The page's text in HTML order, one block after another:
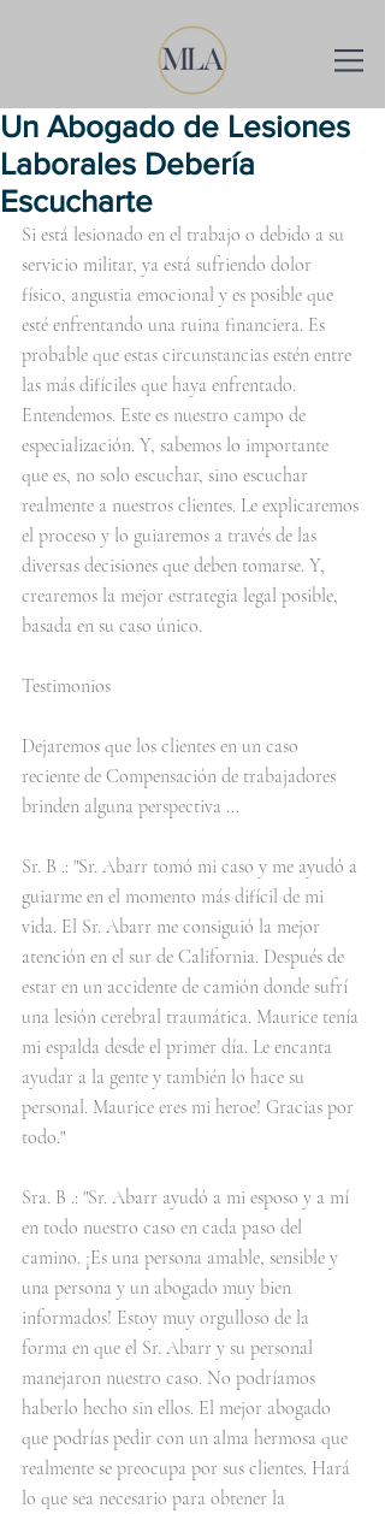
Un Abogado de Lesiones
Laborales Debería
Escucharte
Si está lesionado en el trabajo o debido a su
servicio militar, ya está sufriendo dolor
físico, angustia emocional y es posible que
esté enfrentando una ruina financiera. Es
probable que estas circunstancias estén entre
las más difíciles que haya enfrentado.
Entendemos. Este es nuestro campo de
especialización. Y, sabemos lo importante
que es, no solo escuchar, sino escuchar
realmente a nuestros clientes. Le explicaremos
el proceso y lo guiaremos a través de las
diversas decisiones que deben tomarse. Y,
crearemos la mejor estrategia legal posible,
basada en su caso único.
Testimonios
Dejaremos que los clientes en un caso
reciente de Compensación de trabajadores
brinden alguna perspectiva ...
Sr. B .: "Sr. Abarr tomó mi caso y me ayudó a
guiarme en el momento más difícil de mi
vida. El Sr. Abarr me consiguió la mejor
atención en el sur de California. Después de
estar en un accidente de camión donde sufrí
una lesión cerebral traumática. Maurice tenía
mi espalda desde el primer día. Le encanta
ayudar a la gente y también lo hace su
personal. Maurice eres mi heroe! Gracias por
todo."
Sra. B .: "Sr. Abarr ayudó a mi esposo y a mí
en todo nuestro caso en cada paso del
camino. ¡Es una persona amable, sensible y
una persona y un abogado muy bien
informados! Estoy muy orgulloso de la
forma en que el Sr. Abarr y su personal
manejaron nuestro caso. No podríamos
haberlo hecho sin ellos. El mejor abogado
que podrías pedir con un alma hermosa que
realmente se preocupa por sus clientes. Hará
lo que sea necesario para obtener la